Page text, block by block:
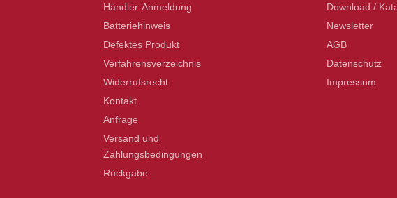
Händler-Anmeldung
Batteriehinweis
Defektes Produkt
Verfahrensverzeichnis
Widerrufsrecht
Kontakt
Anfrage
Versand und
Zahlungsbedingungen
Rückgabe
Download /
Newsletter
AGB
Datenschutz
Impressum